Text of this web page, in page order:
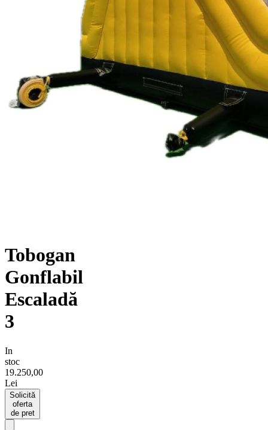
Tobogan
Gonflabil
Escaladă
3
In
stoc
19.250,00
Lei
Solicită
oferta
de pret